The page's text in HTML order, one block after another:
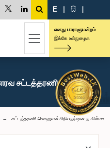
E | සි |
எனது பாராளுமன்றம்
இங்கே உள்நுழைக
சட்டத்தரணி மொஹான்
சட்டத்தரணி மொஹான் பிரியதர்ஷன த சில்வா